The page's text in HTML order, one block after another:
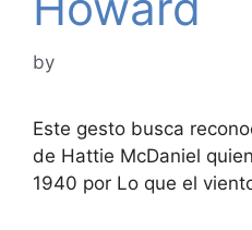
by
Este gesto busca
de Hattie McDaniel
1940 por Lo que el